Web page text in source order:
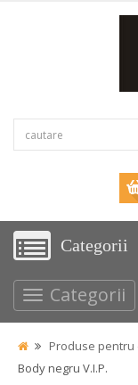
Categorii
Categorii
Produse pentru
Body negru V.I.P.